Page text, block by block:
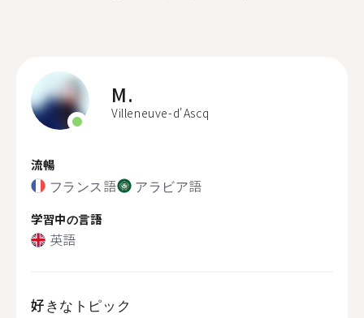
M.
Villeneuve-d'Ascq
流暢
フランス語 アラビア語
学習中の言語
英語
好きなトピック